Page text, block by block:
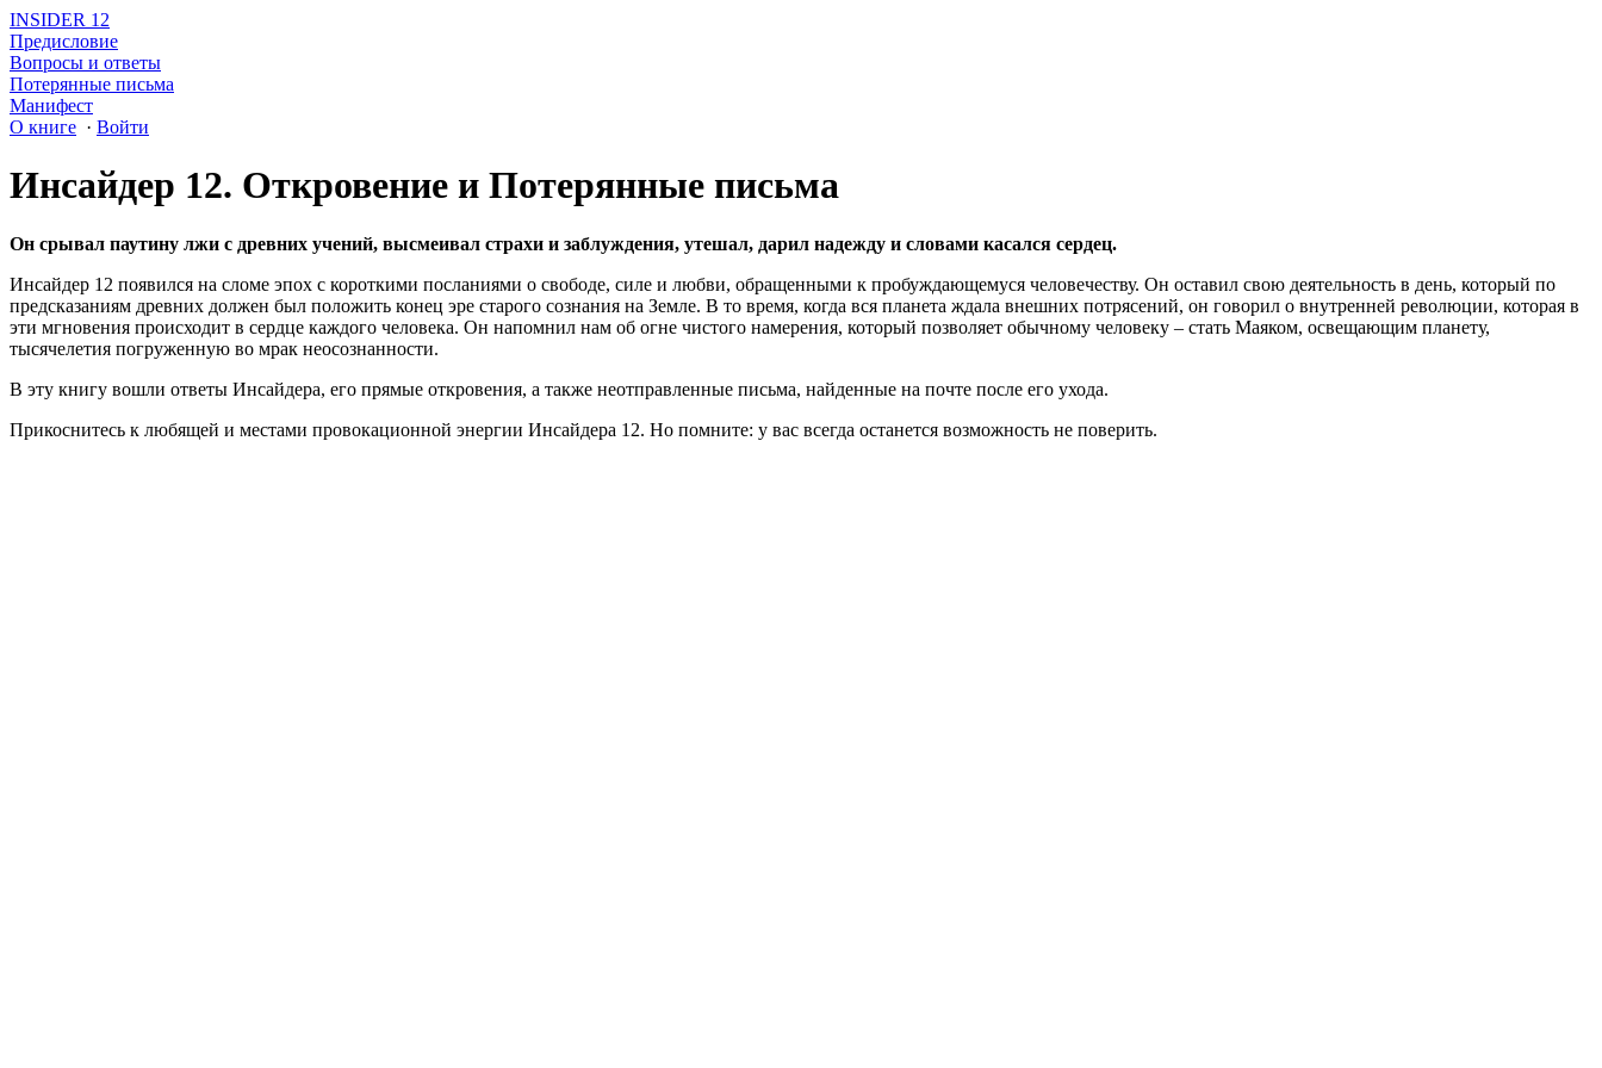
INSIDER 12
Предисловие
Вопросы и ответы
Потерянные письма
Манифест
О книге · Войти
Инсайдер 12. Откровение и Потерянные письма
Он срывал паутину лжи с древних учений, высмеивал страхи и заблуждения, утешал, дарил надежду и словами касался сердец.
Инсайдер 12 появился на сломе эпох с короткими посланиями о свободе, силе и любви, обращенными к пробуждающемуся человечеству. Он оставил свою деятельность в день, который по
предсказаниям древних должен был положить конец эре старого сознания на Земле. В то время, когда вся планета ждала внешних потрясений, он говорил о внутренней революции, которая в
эти мгновения происходит в сердце каждого человека. Он напомнил нам об огне чистого намерения, который позволяет обычному человеку – стать Маяком, освещающим планету,
тысячелетия погруженную во мрак неосознанности.
В эту книгу вошли ответы Инсайдера, его прямые откровения, а также неотправленные письма, найденные на почте после его ухода.
Прикоснитесь к любящей и местами провокационной энергии Инсайдера 12. Но помните: у вас всегда останется возможность не поверить.